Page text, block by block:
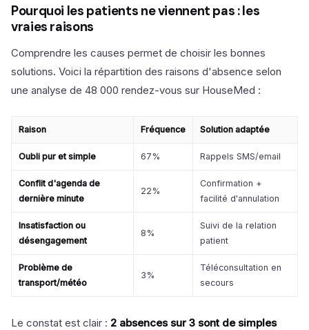
Pourquoi les patients ne viennent pas : les
vraies raisons
Comprendre les causes permet de choisir les bonnes
solutions. Voici la répartition des raisons d'absence selon
une analyse de 48 000 rendez-vous sur HouseMed :
Raison Fréquence Solution adaptée
Oubli pur et simple 67% Rappels SMS/email
Conflit d'agenda de
dernière minute
22%
Confirmation +
facilité d'annulation
Insatisfaction ou
désengagement
8%
Suivi de la relation
patient
Problème de
transport/météo
3%
Téléconsultation en
secours
Le constat est clair : 2 absences sur 3 sont de simples